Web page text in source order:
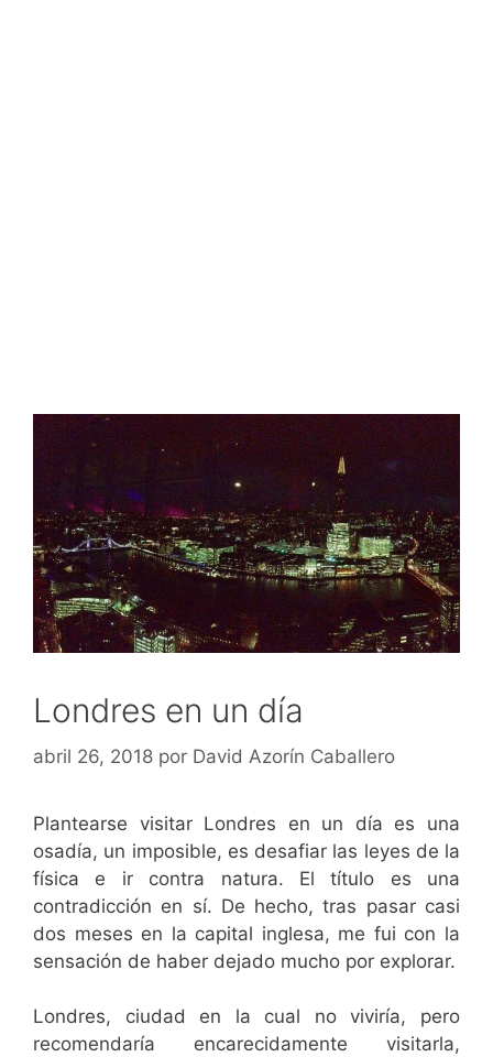
Londres en un día
abril 26, 2018 por David Azorín Caballero
Plantearse visitar Londres en un día es una
osadía, un imposible, es desafiar las leyes de la
física e ir contra natura. El título es una
contradicción en sí. De hecho, tras pasar casi
dos meses en la capital inglesa, me fui con la
sensación de haber dejado mucho por explorar.
Londres, ciudad en la cual no viviría, pero
recomendaría encarecidamente visitarla,